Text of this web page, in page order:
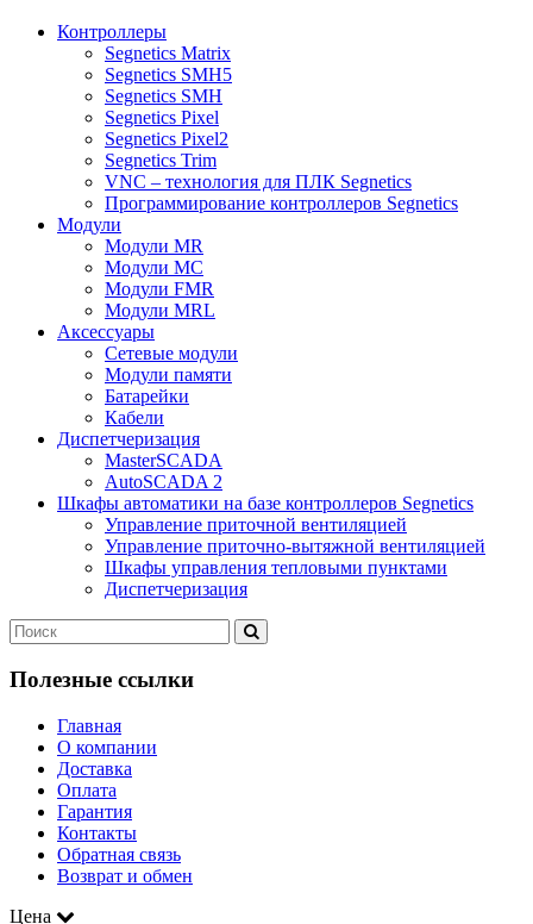
Контроллеры
Segnetics Matrix
Segnetics SMH5
Segnetics SMH
Segnetics Pixel
Segnetics Pixel2
Segnetics Trim
VNC – технология для ПЛК Segnetics
Программирование контроллеров Segnetics
Модули
Модули MR
Модули MC
Модули FMR
Модули MRL
Аксеcсуары
Сетевые модули
Модули памяти
Батарейки
Кабели
Диспетчеризация
MasterSCADA
AutoSCADA 2
Шкафы автоматики на базе контроллеров Segnetics
Управление приточной вентиляцией
Управление приточно-вытяжной вентиляцией
Шкафы управления тепловыми пунктами
Диспетчеризация
Полезные ссылки
Главная
О компании
Доставка
Оплата
Гарантия
Контакты
Обратная связь
Возврат и обмен
Цена